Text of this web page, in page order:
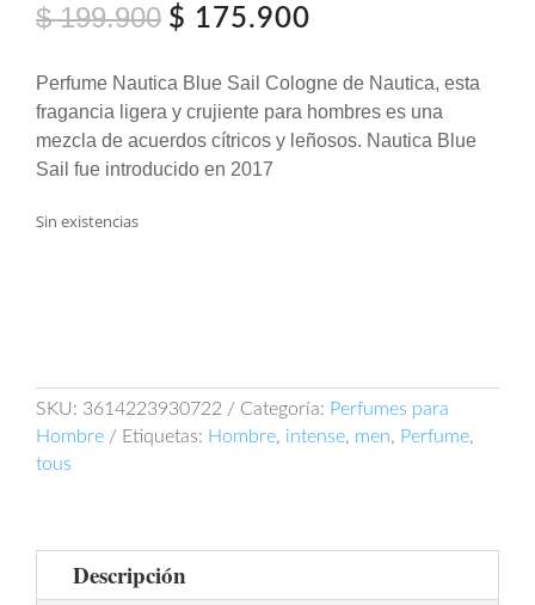
$199.900 El
original
era:
$ 199.900.
$ 175.900
actual
es:
$ 175.900.
Perfume Nautica Blue Sail Cologne de Nautica, esta
fragancia ligera y crujiente para hombres es una
mezcla de acuerdos cítricos y leñosos. Nautica Blue
Sail fue introducido en 2017
Sin existencias
SKU: 3614223930722 Categoría: Perfumes para
Hombre
Etiquetas: Hombre, intense, men, Perfume,
tous
Descripción